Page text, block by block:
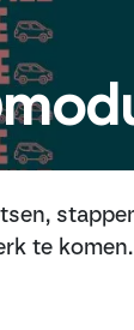
te komen.